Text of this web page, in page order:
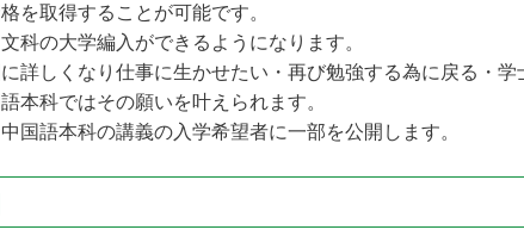
を取得することが可能です。
科の大学編入ができるようになります。
詳しくなり仕事に生かせたい・再び勉強する為に戻る・学
本科ではその願いを叶えられます。
国語本科の講義の入学希望者に一部を公開します。